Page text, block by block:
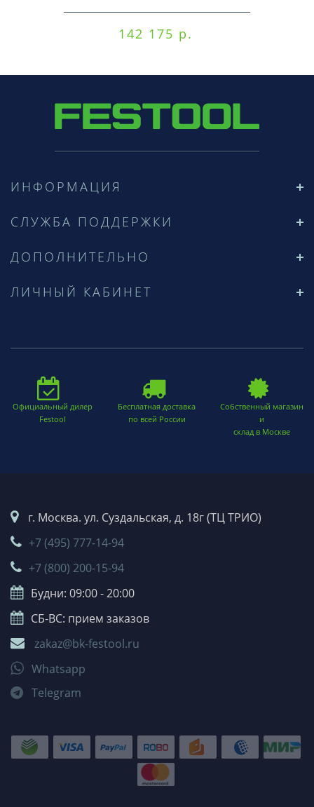
142 175 р.
ИНФОРМАЦИЯ
СЛУЖБА ПОДДЕРЖКИ
ДОПОЛНИТЕЛЬНО
ЛИЧНЫЙ КАБИНЕТ
Официальный дилер
Festool
Бесплатная доставка
по всей России
Собственный магазин
и
склад в Москве
г. Москва. ул. Суздальская, д. 18г (ТЦ ТРИО)
+7 (495) 777-14-94
+7 (800) 200-15-94
Будни: 09:00 - 20:00
СБ-ВС: прием заказов
zakaz@bk-festool.ru
Whatsapp
Telegram